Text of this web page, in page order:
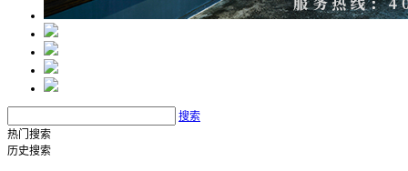
搜索
热门搜索
历史搜索